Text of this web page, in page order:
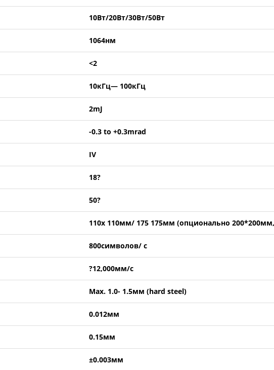
10Вт/20Вт/30Вт/50Вт
1064нм
<2
10кГц— 100кГц
2mJ
-0.3 to +0.3mrad
IV
18?
50?
110x 110мм/ 175 175мм (опционально
800символов/ с
?12,000мм/с
Max. 1.0- 1.5мм (hard steel)
0.012мм
0.15мм
±0.003мм